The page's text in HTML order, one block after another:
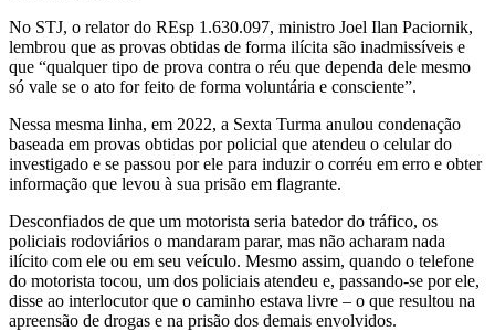
No STJ, o relator do REsp 1.630.097, ministro Joel Ilan Paciornik,
lembrou que as provas obtidas de forma ilícita são inadmissíveis e
que “qualquer tipo de prova contra o réu que dependa dele mesmo
só vale se o ato for feito de forma voluntária e consciente”.
Nessa mesma linha, em 2022, a Sexta Turma anulou condenação
baseada em provas obtidas por policial que atendeu o celular do
investigado e se passou por ele para induzir o corréu em erro e obter
informação que levou à sua prisão em flagrante.
Desconfiados de que um motorista seria batedor do tráfico, os
policiais rodoviários o mandaram parar, mas não acharam nada
ilícito com ele ou em seu veículo. Mesmo assim, quando o telefone
do motorista tocou, um dos policiais atendeu e, passando-se por ele,
disse ao interlocutor que o caminho estava livre – o que resultou na
apreensão de drogas e na prisão dos demais envolvidos.